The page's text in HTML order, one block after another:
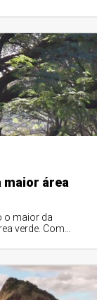
maior área
o maior da
verde. Com